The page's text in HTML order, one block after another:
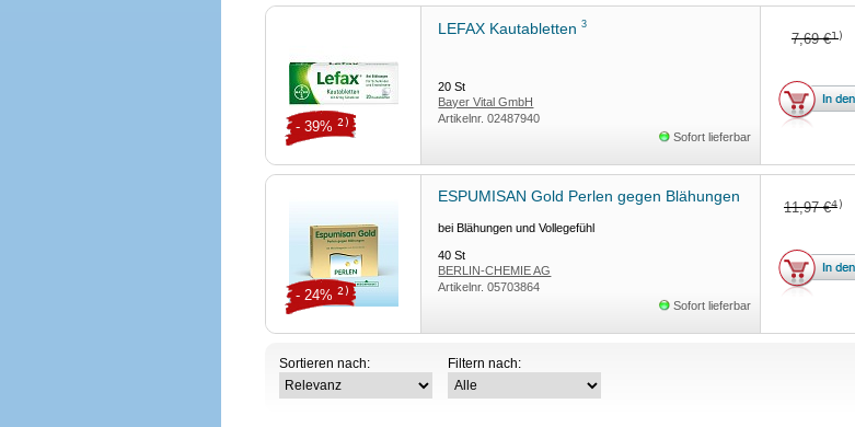
LEFAX Kautabletten3
20St
Bayer Vital GmbH
Artikelnr.02487940
Sofort lieferbar
7,69 €1)
- 39% 2)
ESPUMISAN Gold Perlen gegen Blähungen
bei Blähungen und Vollegefühl
40St
BERLIN-CHEMIE AG
Artikelnr.05703864
Sofort lieferbar
11,97 €4)
- 24% 2)
Sortieren nach: Filtern nach: